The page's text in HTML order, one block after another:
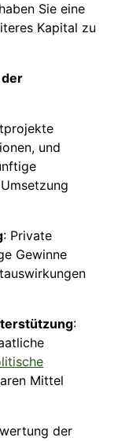
Sie eine
Kapital zu
und
: Private
Gewinne
:
Mittel
der